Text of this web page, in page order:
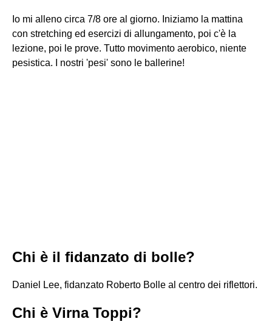
Io mi alleno circa 7/8 ore al giorno. Iniziamo la mattina
con stretching ed esercizi di allungamento, poi c'è la
lezione, poi le prove. Tutto movimento aerobico, niente
pesistica. I nostri 'pesi' sono le ballerine!
Chi è il fidanzato di bolle?
Daniel Lee, fidanzato Roberto Bolle al centro dei riflettori.
Chi è Virna Toppi?